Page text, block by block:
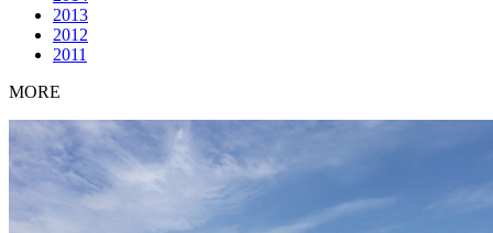
2013
2012
2011
MORE